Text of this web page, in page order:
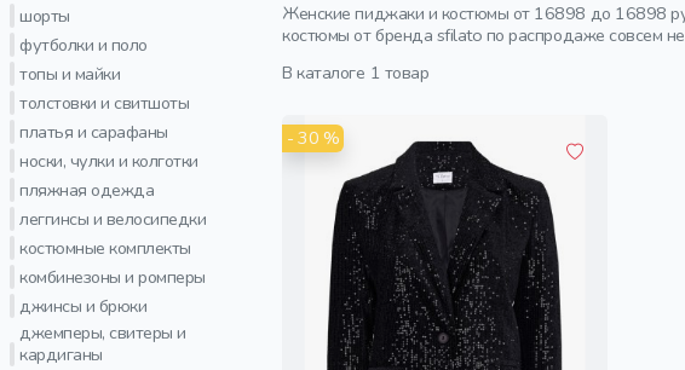
шорты
футболки и поло
топы и майки
толстовки и свитшоты
платья и сарафаны
носки, чулки и колготки
пляжная одежда
леггинсы и велосипедки
костюмные комплекты
комбинезоны и ромперы
джинсы и брюки
джемперы, свитеры и
кардиганы
Женские пиджаки и костюмы от 16898 до 16898
костюмы от бренда sfilato по распродаже совсем
В каталоге 1 товар
- 30 %